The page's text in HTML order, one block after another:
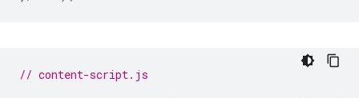
// content-script.js